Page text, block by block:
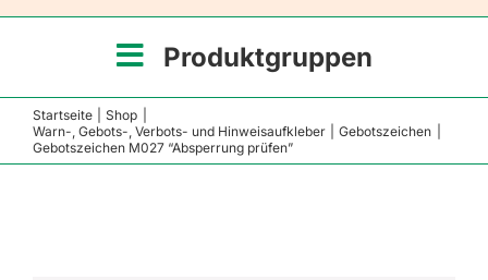
Produktgruppen
Startseite
Shop
Warn-, Gebots-, Verbots- und Hinweisaufkleber
Gebotszeichen
Gebotszeichen M027 “Absperrung prüfen”